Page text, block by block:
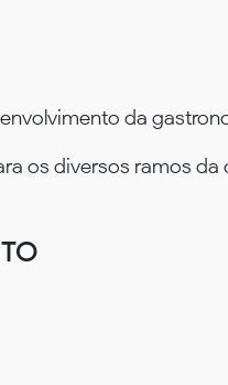
da
os diversos ramos da